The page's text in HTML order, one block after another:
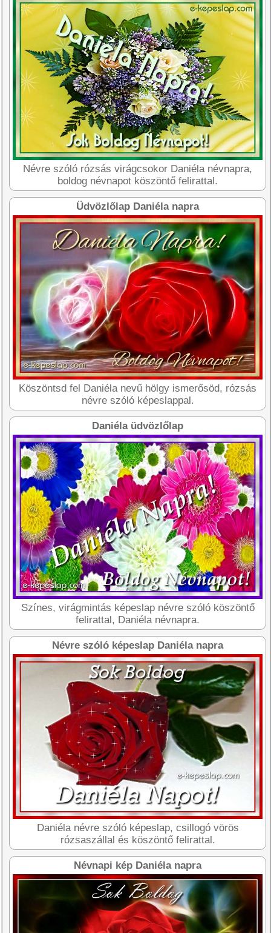
Névre szóló rózsás virágcsokor Daniéla névnapra,
boldog névnapot köszöntő felirattal.
Üdvözlőlap Daniéla napra
Köszöntsd fel Daniéla nevű hölgy ismerősöd, rózsás
névre szóló képeslappal.
Daniéla üdvözlőlap
Színes, virágmintás képeslap névre szóló köszöntő
felirattal, Daniéla névnapra.
Névre szóló képeslap Daniéla napra
Daniéla névre szóló képeslap, csillogó vörös
rózsaszállal és köszöntő felirattal.
Névnapi kép Daniéla napra